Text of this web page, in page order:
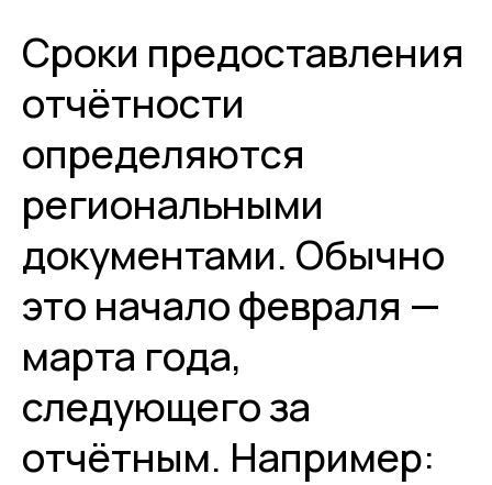
Сроки предоставления
отчётности
определяются
региональными
документами. Обычно
это начало февраля —
марта года,
следующего за
отчётным. Например: